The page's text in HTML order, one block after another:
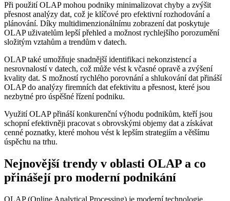
Při použití OLAP mohou podniky minimalizovat chyby a zvýšit
přesnost analýzy dat, což je klíčové pro efektivní rozhodování a
plánování. Díky multidimenzionálnímu zobrazení dat poskytuje
OLAP uživatelům lepší přehled a možnost rychlejšího porozumění
složitým vztahům a trendům v datech.
OLAP také umožňuje snadnější identifikaci nekonzistencí a
nesrovnalostí v datech, což může vést k včasné opravě a zvýšení
kvality dat. S možností rychlého porovnání a shlukování dat přináší
OLAP do analýzy firemních dat efektivitu a přesnost, které jsou
nezbytné pro úspěšné řízení podniku.
Využití OLAP přináší konkurenční výhodu podnikům, kteří jsou
schopní efektivněji pracovat s obrovskými objemy dat a získávat
cenné poznatky, které mohou vést k lepším strategiím a většímu
úspěchu na trhu.
Nejnovější trendy v oblasti OLAP a co
přinášejí pro moderní podnikání
OLAP (Online Analytical Processing) je moderní technologie